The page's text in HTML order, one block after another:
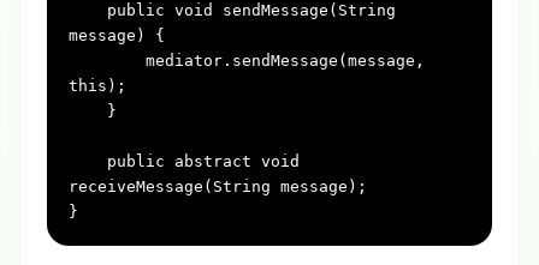
public void
sendMessage(String
message)
{
this );
public abstract void
receiveMessage(String message) ;
}